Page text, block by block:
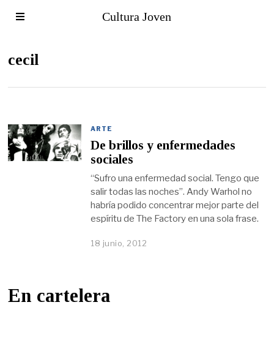
Cultura Joven
cecil
ARTE
De brillos y enfermedades
sociales
“Sufro una enfermedad social. Tengo que
salir todas las noches”. Andy Warhol no
habría podido concentrar mejor parte del
espíritu de The Factory en una sola frase.
18 junio, 2012
En cartelera